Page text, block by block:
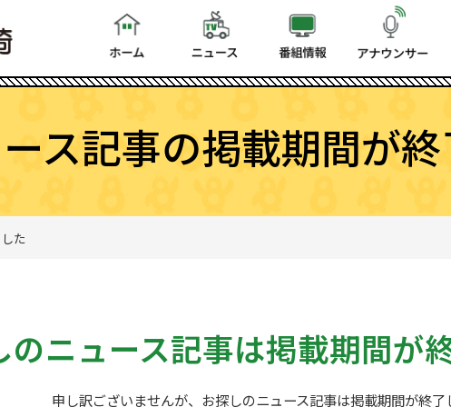
ス記事の掲載期間が
た
のニュース記事は掲載期間が
申し訳ございませんが、お探しのニュース記事は掲載期間が終了